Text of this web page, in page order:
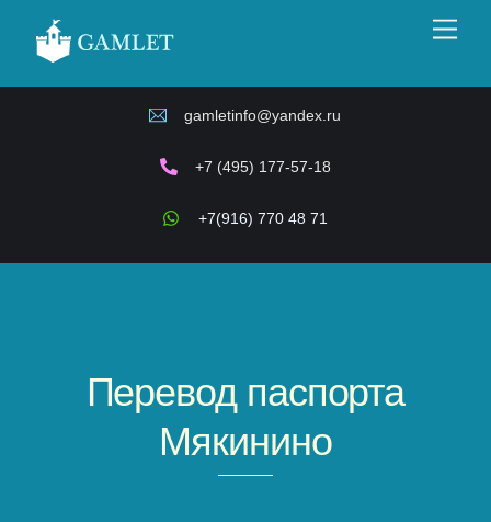
content
gamletinfo@yandex.ru
+7 (495) 177-57-18
+7(916) 770 48 71
Перевод паспорта
Мякинино